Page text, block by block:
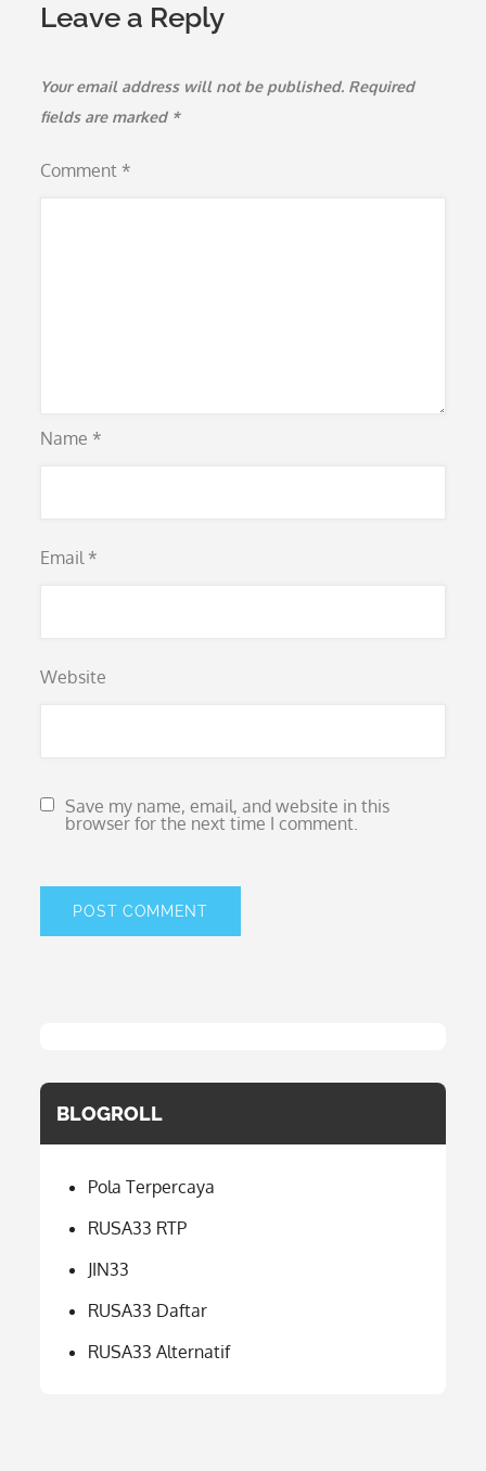
Leave a Reply
Your email address will not be published. Required
fields are marked *
Comment *
Name *
Email *
Website
Save my name, email, and website in this
browser for the next time I comment.
BLOGROLL
Pola Terpercaya
RUSA33 RTP
JIN33
RUSA33 Daftar
RUSA33 Alternatif